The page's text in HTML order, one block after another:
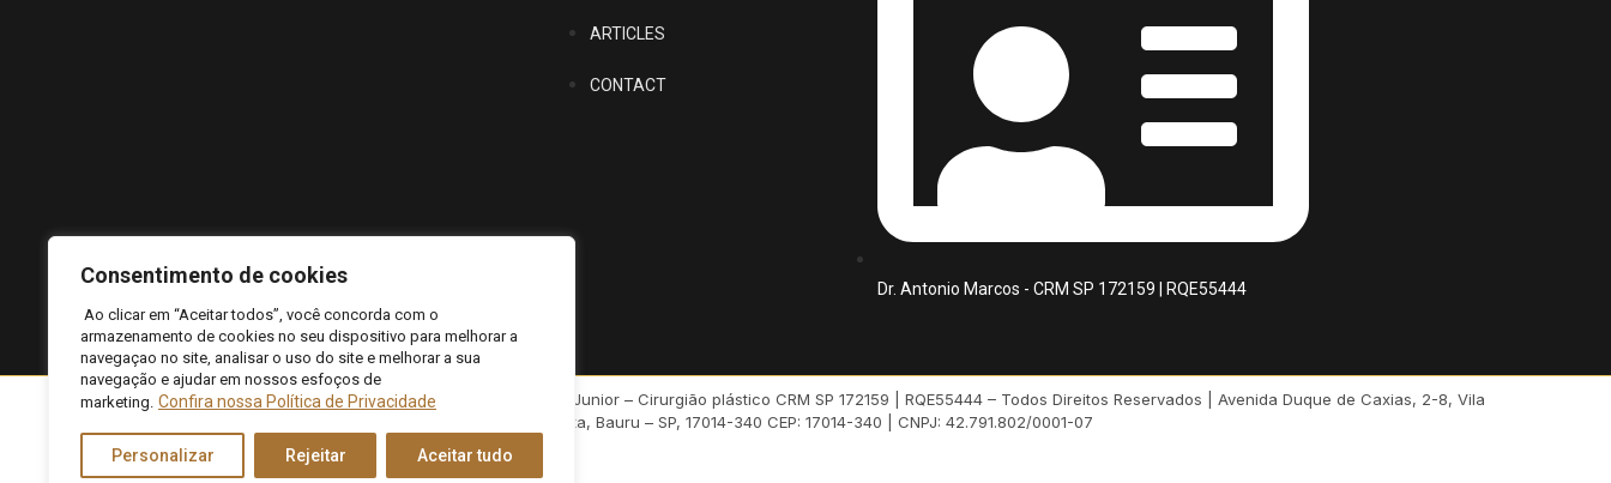
Consentimento de cookies
Ao clicar em “Aceitar todos”, você concorda com o
armazenamento de cookies no seu dispositivo para melhorar a
navegaçao no site, analisar o uso do site e melhorar a sua
navegação e ajudar em nossos esfoços de
marketing. Confira nossa Política de Privacidade
Personalizar Rejeitar Aceitar tudo
ARTICLES
CONTACT
Dr. Antonio Marcos - CRM SP 172159 | RQE55444
©2026 Responsável técnico: Antônio Marcos Pinto Coelho Junior – Cirurgião plástico CRM SP 172159 | RQE55444 – Todos Direitos Reservados | Avenida Duque de Caxias, 2-8, Vila
Mesquita, Bauru – SP, 17014-340 CEP: 17014-340 | CNPJ: 42.791.802/0001-07
Privacy Policy